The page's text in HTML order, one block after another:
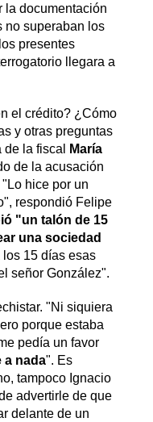
la documentación
no superaban los
presentes
llegara a
el crédito? ¿Cómo
y otras preguntas
la fiscal
María
de la acusación
"Lo hice por un
respondió Felipe
"un talón de 15
una sociedad
los 15 días esas
señor González".
"Ni siquiera
porque estaba
pedía un favor
a nada". Es
tampoco Ignacio
advertirle de que
delante de un